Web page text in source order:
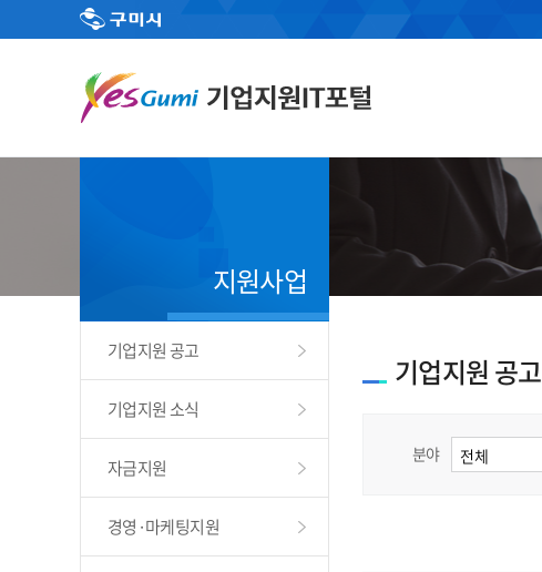
지원사업
기업지원 공고
기업지원 소식
자금지원
경영·마케팅지원
기업지원 공고
분야